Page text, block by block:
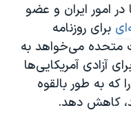
در امور ایران و عضو
برای روزنامه
متحده می‌خواهد به
آزادی آمریکایی‌ها
که به طور بالقوه
کاهش دهد.